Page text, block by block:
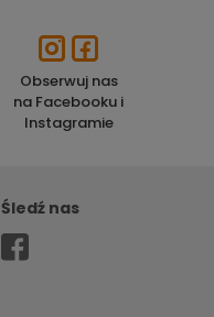
Obserwuj nas
na Facebooku i
Instagramie
Śledź nas